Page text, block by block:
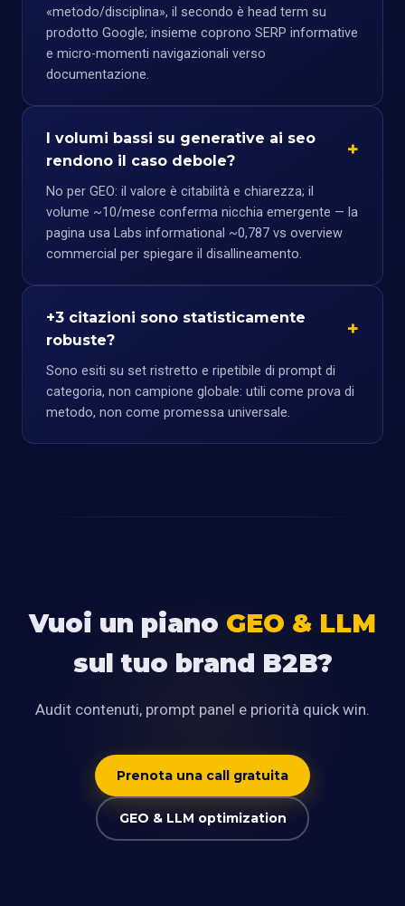
«metodo/disciplina», il secondo è head term su
prodotto Google; insieme coprono SERP informative
e micro-momenti navigazionali verso
documentazione.
I volumi bassi su generative ai seo
rendono il caso debole?
No per GEO: il valore è citabilità e chiarezza; il
volume ~10/mese conferma nicchia emergente — la
pagina usa Labs informational ~0,787 vs overview
commercial per spiegare il disallineamento.
+3 citazioni sono statisticamente
robuste?
Sono esiti su set ristretto e ripetibile di prompt di
categoria, non campione globale: utili come prova di
metodo, non come promessa universale.
Vuoi un piano GEO & LLM
sul tuo brand B2B?
Audit contenuti, prompt panel e priorità quick win.
Prenota una call gratuita
GEO & LLM optimization